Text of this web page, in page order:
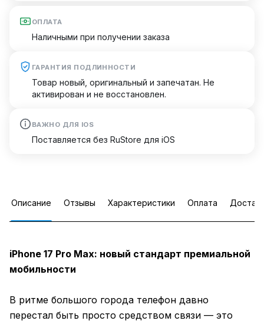
ОПЛАТА
Наличными при получении заказа
ГАРАНТИЯ ПОДЛИННОСТИ
Товар новый, оригинальный и запечатан. Не
активирован и не восстановлен.
ВАЖНО ДЛЯ IOS
Поставляется без RuStore для iOS
Описание Отзывы Характеристики Оплата
iPhone 17 Pro Max: новый стандарт премиальной
мобильности
В ритме большого города телефон давно
перестал быть просто средством связи — это